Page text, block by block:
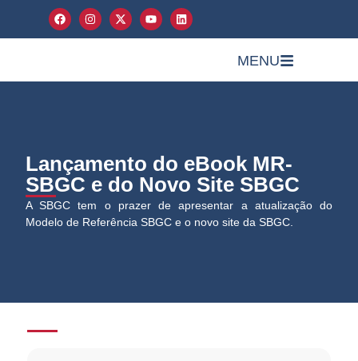
MENU
Lançamento do eBook MR-
SBGC e do Novo Site SBGC
A SBGC tem o prazer de apresentar a atualização do
Modelo de Referência SBGC e o novo site da SBGC.